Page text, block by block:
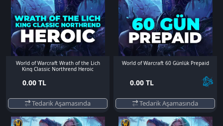
World of Warcraft Wrath of the Lich
King Classic Northrend Heroic
0.00 TL
Tedarik Aşamasında
World of Warcraft 60 Günlük Prepaid
0.00 TL
Tedarik Aşamasında